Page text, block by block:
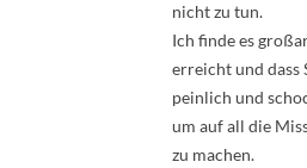
nicht zu tun.
Ich finde es
erreicht und dass
peinlich und
um auf all die
zu machen.